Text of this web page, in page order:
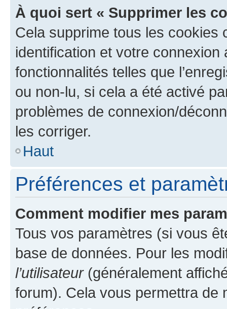
À quoi sert « Supprimer les
Cela supprime tous les cookies
identification et votre
fonctionnalités telles que
ou non-lu, si cela a été activé
problèmes de connexion/
les corriger.
Haut
Préférences et
Comment modifier mes
Tous vos paramètres (si vous
base de données. Pour les
l’utilisateur(généralement
forum). Cela vous permettra de